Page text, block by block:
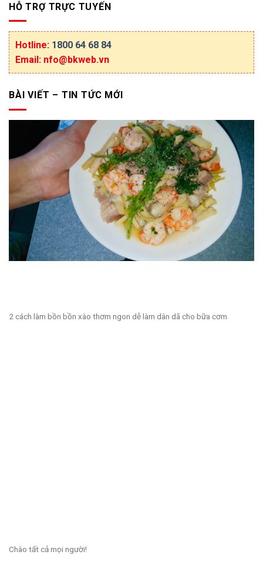
HỖ TRỢ TRỰC TUYẾN
Hotline: 1800 64 68 84
Email: nfo@bkweb.vn
BÀI VIẾT – TIN TỨC MỚI
2 cách làm bồn bồn xào thơm ngon dễ làm dân dã cho bữa cơm
Chào tất cả mọi người!